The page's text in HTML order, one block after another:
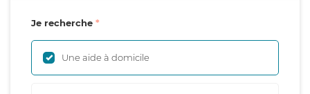
Je recherche
Une aide à domicile